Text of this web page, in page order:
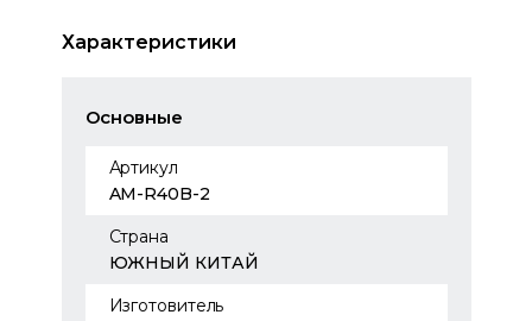
Характеристики
Основные
Артикул
AM-R40B-2
Страна
ЮЖНЫЙ КИТАЙ
Изготовитель